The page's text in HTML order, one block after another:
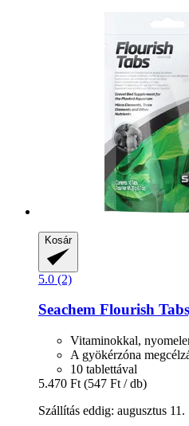
Kosár
5.0 (2)
Seachem Flourish
Vitaminokkal,
A gyökérzóna
10 tablettával
5.470 Ft (547 Ft / db)
Szállítás eddig: augusztus 11.